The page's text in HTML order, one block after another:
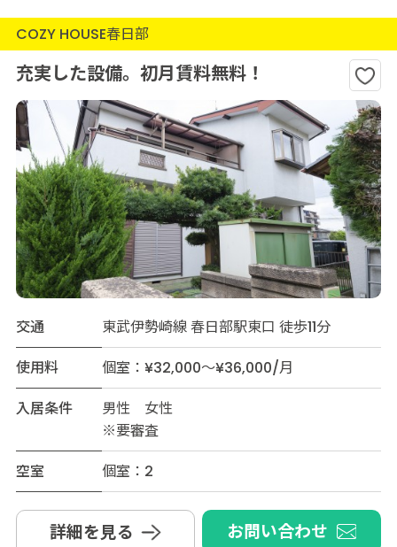
COZY HOUSE春日部
充実した設備。初月賃料無料！
交通
東武伊勢崎線 春日部駅東口 徒歩11分
使用料
個室：¥32,000～¥36,000/月
入居条件
男性 女性
※要審査
空室
個室：2
詳細を見る お問い合わせ